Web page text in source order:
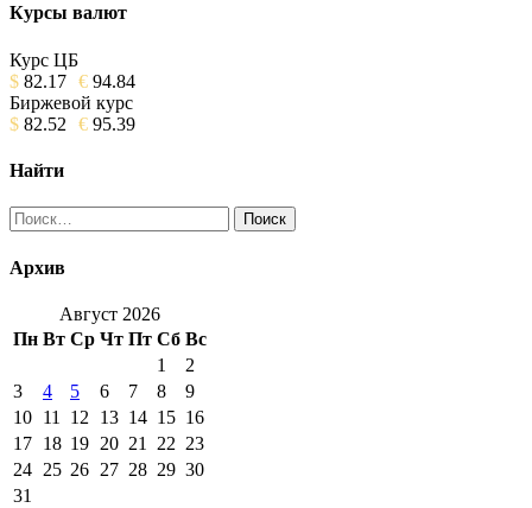
Курсы валют
Курс ЦБ
$ 82.17 € 94.84
Биржевой курс
$ 82.52 € 95.39
Найти
Найти:
Архив
Август 2026
Пн Вт Ср Чт Пт Сб Вс
1
2
3
4 5 6 7 8
9
10 11 12 13 14 15 16
17 18 19 20 21 22 23
24 25 26 27 28 29 30
31